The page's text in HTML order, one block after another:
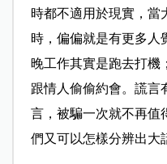
時都不適用於現實，當
時，偏偏就是有更多人
晚工作其實是跑去打機
跟情人偷偷約會。謊言
言，被騙一次就不再值
們又可以怎樣分辨出大